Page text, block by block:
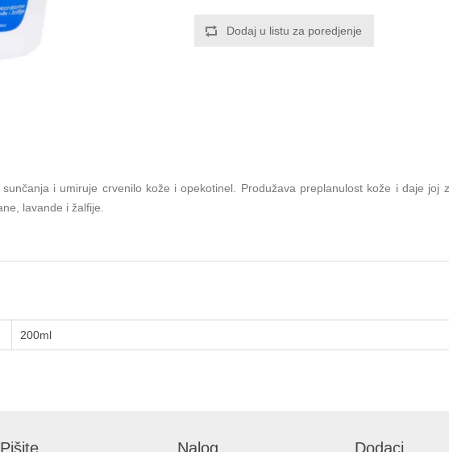
Dodaj u listu za poredjenje
i umiruje crvenilo kože i opekotinel. Produžava preplanulost kože i daje joj
lavande i žalfije.
200ml
Pišite Nalog Dodaci